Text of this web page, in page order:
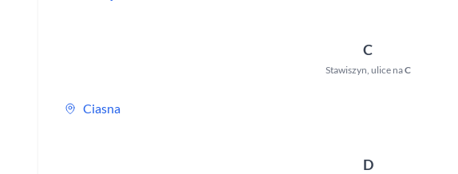
C
Stawiszyn, ulice naC
Ciasna
D